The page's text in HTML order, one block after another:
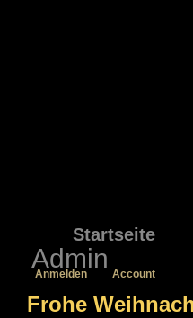
Startseite
Admin
Anmelden Account
Frohe